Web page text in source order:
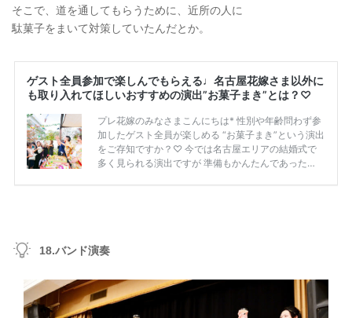
そこで、道を通してもらうために、近所の人に
駄菓子をまいて対策していたんだとか。
18.バンド演奏